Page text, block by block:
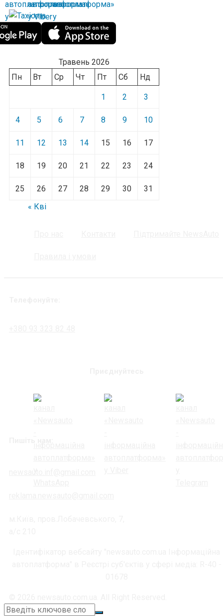
Травень 2026
Пн
Вт Ср Чт Пт Сб Нд
1 2 3
4 5 6 7 8 9 10
11 12 13 14 15 16 17
18 19 20 21 22 23 24
25 26 27 28 29 30
31
« Кві